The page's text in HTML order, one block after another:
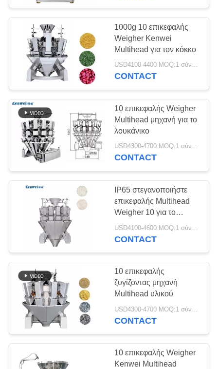
1000g 10 επικεφαλής
Weigher Kenwei
Multihead για τον κόκκο
USD4100-4400 MOQ:1 σύνολο
CONTACT
10 επικεφαλής Weigher
Multihead μηχανή για το
λουκάνικο
USD4300-4700 MOQ:1 σύνολο
CONTACT
IP65 στεγανοποιήστε
επικεφαλής Multihead
Weigher 10 για το
ζυγίζοντας νουντλς
CONTACT
10 επικεφαλής
ζυγίζοντας μηχανή
Multihead υλικού
USD4300-4700 MOQ:1 σύνολο
CONTACT
10 επικεφαλής Weigher
Kenwei Multihead